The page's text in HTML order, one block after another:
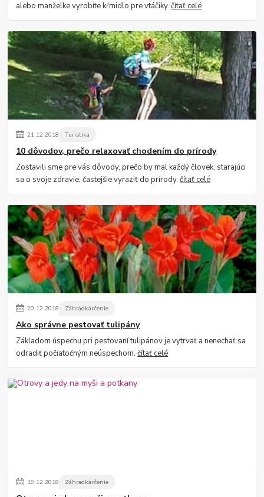
alebo manželke vyrobíte kŕmidlo pre vtáčiky.čítať celé
21.12.2018 Turistika
10 dôvodov, prečo relaxovať chodením do prírody
Zostavili sme pre vás dôvody, prečo by mal každý človek, starajúci
sa o svoje zdravie, častejšie vyraziť do prírody.čítať celé
20.12.2018 Záhradkárčenie
Ako správne pestovať tulipány
Základom úspechu pri pestovaní tulipánov je vytrvať a nenechať sa
odradiť počiatočným neúspechom.čítať celé
19.12.2018 Záhradkárčenie